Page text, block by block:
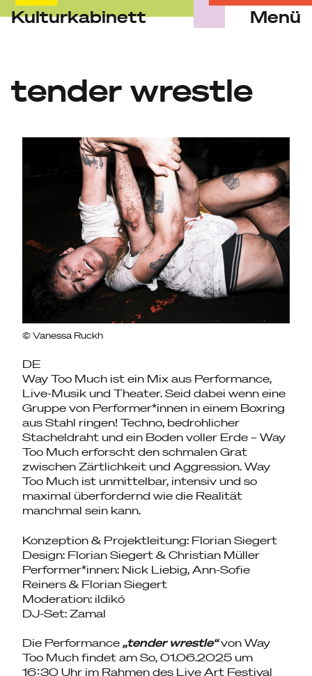
Kulturkabinett Menü
tender wrestle
© Vanessa Ruckh
DE
Way Too Much ist ein Mix aus Performance,
Live-Musik und Theater. Seid dabei wenn eine
Gruppe von Performer*innen in einem Boxring
aus Stahl ringen! Techno, bedrohlicher
Stacheldraht und ein Boden voller Erde – Way
Too Much erforscht den schmalen Grat
zwischen Zärtlichkeit und Aggression. Way
Too Much ist unmittelbar, intensiv und so
maximal überfordernd wie die Realität
manchmal sein kann.
Konzeption & Projektleitung: Florian Siegert
Design: Florian Siegert & Christian Müller
Performer*innen: Nick Liebig, Ann-Sofie
Reiners & Florian Siegert
Moderation: ildikó
DJ-Set: Zamal
Die Performance „tender wrestle“von Way
Too Much findet am So, 01.06.2025 um
16:30 Uhr im Rahmen des Live Art Festival